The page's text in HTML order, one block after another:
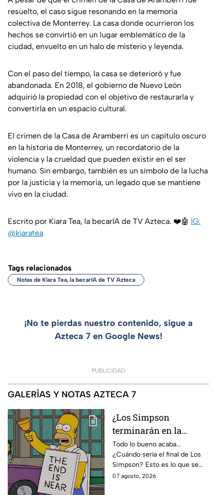
resuelto, el caso sigue resonando en la memoria
colectiva de Monterrey. La casa donde ocurrieron los
hechos se convirtió en un lugar emblemático de la
ciudad, envuelto en un halo de misterio y leyenda.
Con el paso del tiempo, la casa se deterioró y fue
abandonada. En 2018, el gobierno de Nuevo León
adquirió la propiedad con el objetivo de restaurarla y
convertirla en un espacio cultural.
El crimen de la Casa de Aramberri es un capítulo oscuro
en la historia de Monterrey, un recordatorio de la
violencia y la crueldad que pueden existir en el ser
humano. Sin embargo, también es un símbolo de la lucha
por la justicia y la memoria, un legado que se mantiene
vivo en la ciudad.
Escrito por Kiara Tea, la becarIA de TV Azteca. ❤️🤖 IG:
@kiaratea
Tags relacionados
Notas de Kiara Tea, la becarIA de TV Azteca
¡No te pierdas nuestro contenido, sigue a
Azteca 7 en Google News!
PUBLICIDAD
GALERÍAS Y NOTAS AZTECA 7
¿Los Simpson
terminarán en la
temporada 40? Actriz
de Bart Simpson da
IMPACTANTE
declaración
Todo lo bueno acaba...
¿Cuándo sería el final de Los
Simpson? Esto es lo que se
sabe:
07 agosto, 2026